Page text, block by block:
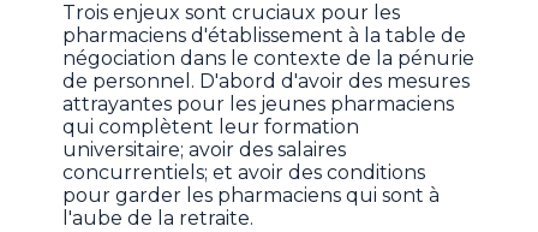
Trois enjeux sont cruciaux pour les
pharmaciens d'établissement à la table de
négociation dans le contexte de la pénurie
de personnel. D'abord d'avoir des mesures
attrayantes pour les jeunes pharmaciens
qui complètent leur formation
universitaire; avoir des salaires
concurrentiels; et avoir des conditions
pour garder les pharmaciens qui sont à
l'aube de la retraite.